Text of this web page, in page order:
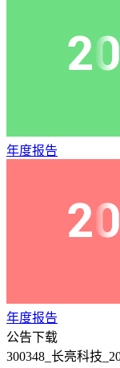
年度报告
年度报告
公告下载
300348_长亮科技